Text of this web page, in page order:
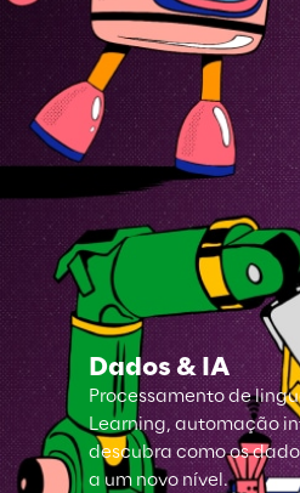
Dados & IA
Processamento de
Learning, automação
descubra como os
a um novo nível.